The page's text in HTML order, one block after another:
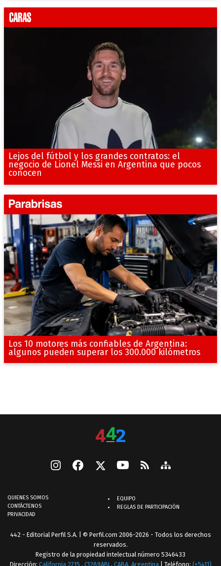
Lejos del fútbol y los grandes contratos: el
negocio de Lionel Messi en Argentina que pocos
conocen
Los 10 motores más confiables de Argentina:
algunos pueden superar los 300.000 kilómetros
QUIENES SOMOS
CONTÁCTENOS
PRIVACIDAD
EQUIPO
REGLAS DE PARTICIPACIÓN
442 - Editorial Perfil S.A. | © Perfil.com 2006-2026 - Todos los derechos
reservados.
Registro de la propiedad intelectual número 5346433
Dirección: California 2715 , C1289ABI , CABA, Argentina | Teléfono: (+5411)